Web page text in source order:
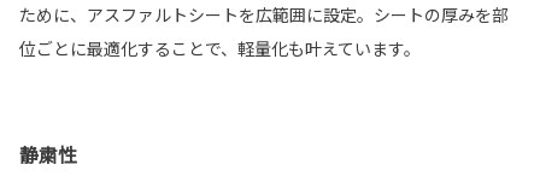
ために、アスファルトシートを広範囲に設定。シートの厚みを部
位ごとに最適化することで、軽量化も叶えています。
静粛性